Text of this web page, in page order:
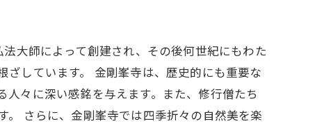
大師によって創建され、その後何世紀にもわた
しています。 金剛峯寺は、歴史的にも重要な
々に深い感銘を与えます。また、修行僧たち
さらに、金剛峯寺では四季折々の自然美を楽